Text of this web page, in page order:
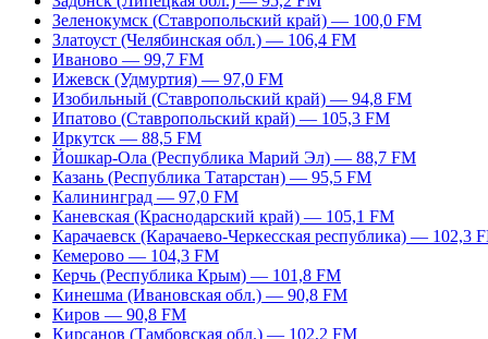
Зеленокумск (Ставропольский край) — 100,0 FM
Златоуст (Челябинская обл.) — 106,4 FM
Иваново — 99,7 FM
Ижевск (Удмуртия) — 97,0 FM
Изобильный (Ставропольский край) — 94,8 FM
Ипатово (Ставропольский край) — 105,3 FM
Иркутск — 88,5 FM
Йошкар-Ола (Республика Марий Эл) — 88,7 FM
Казань (Республика Татарстан) — 95,5 FM
Калининград — 97,0 FM
Каневская (Краснодарский край) — 105,1 FM
Карачаевск (Карачаево-Черкесская республика) — 102,3
Кемерово — 104,3 FM
Керчь (Республика Крым) — 101,8 FM
Кинешма (Ивановская обл.) — 90,8 FM
Киров — 90,8 FM
Кирсанов (Тамбовская обл.) — 102,2 FM